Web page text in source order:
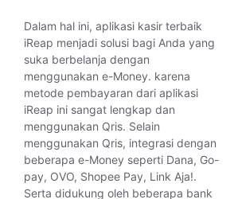
Dalam hal ini, aplikasi kasir terbaik
iReap menjadi solusi bagi Anda yang
suka berbelanja dengan
menggunakan e-Money. karena
metode pembayaran dari aplikasi
iReap ini sangat lengkap dan
menggunakan Qris. Selain
menggunakan Qris, integrasi dengan
beberapa e-Money seperti Dana, Go-
pay, OVO, Shopee Pay, Link Aja!.
Serta didukung oleh beberapa bank